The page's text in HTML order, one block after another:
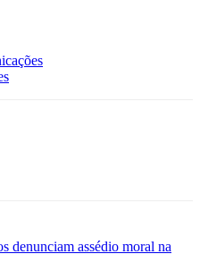
denunciam assédio moral na